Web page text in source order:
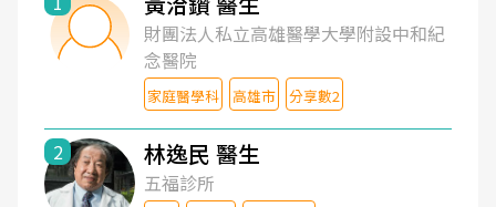
財團法人私立高雄醫學大學附設中和紀
念醫院
家庭醫學科 高雄市 分享數2
2 林逸民 醫生
五福診所